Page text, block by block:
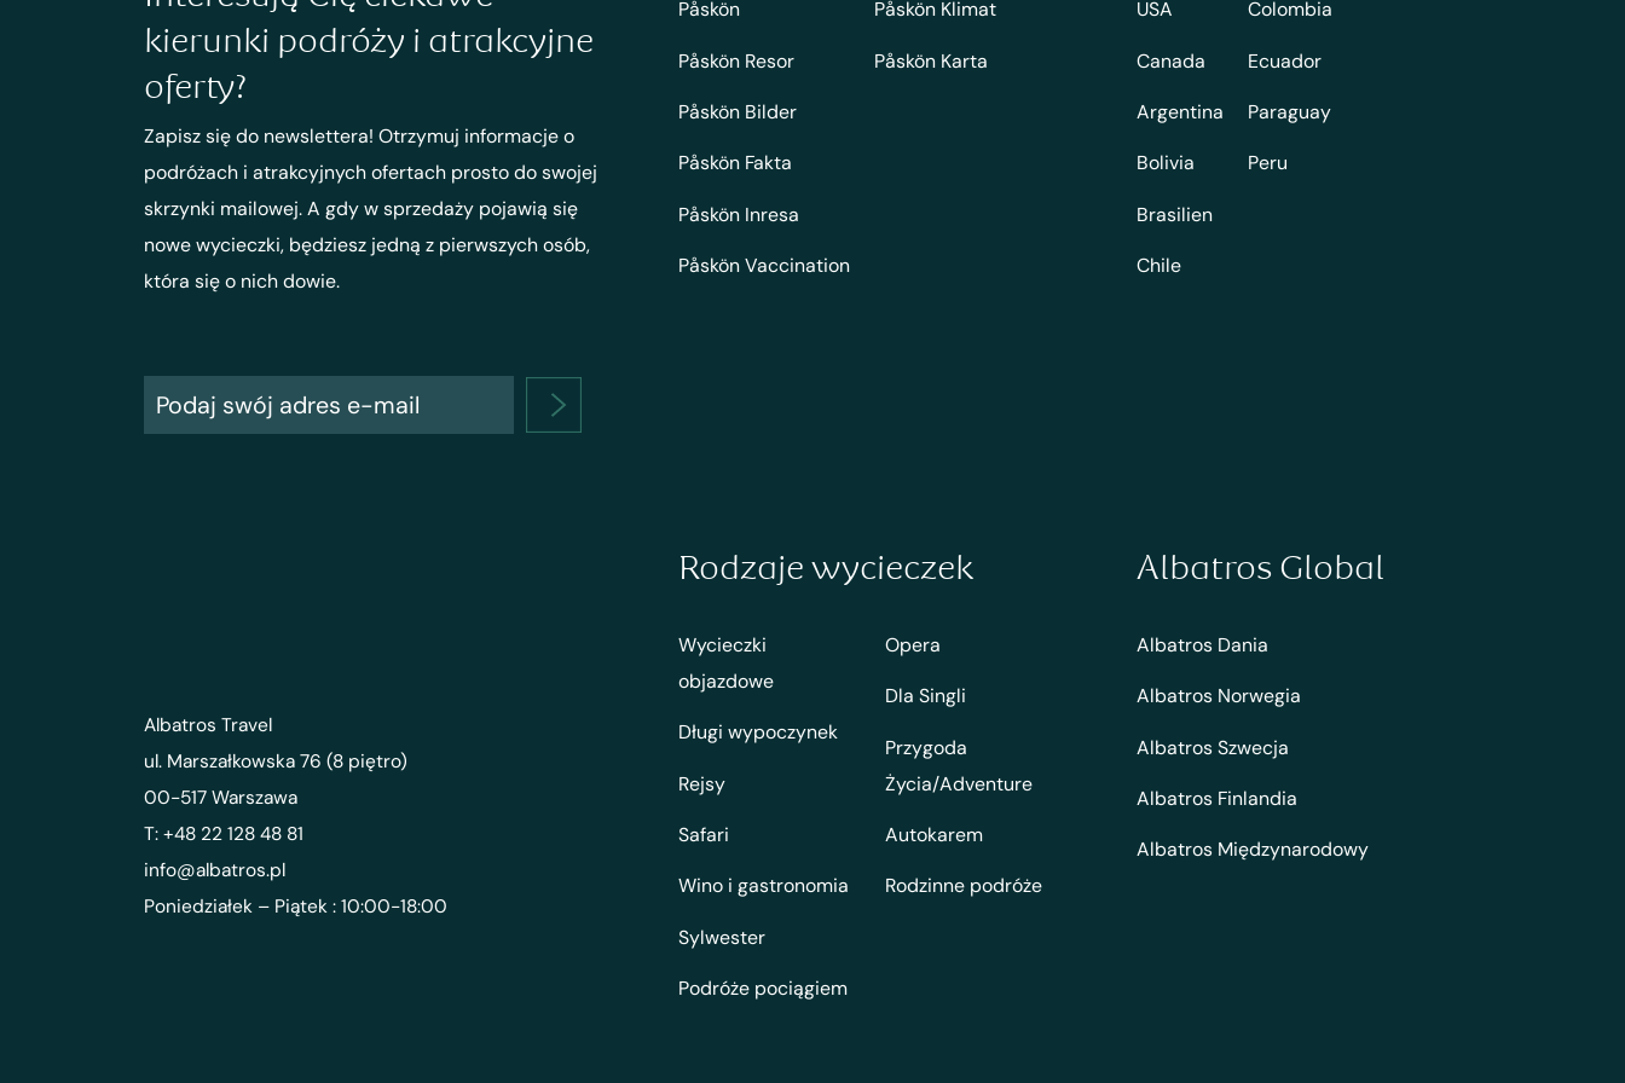
kierunki podróży i atrakcyjne
oferty?
Zapisz się do newslettera! Otrzymuj informacje o
podróżach i atrakcyjnych ofertach prosto do swojej
skrzynki mailowej. A gdy w sprzedaży pojawią się
nowe wycieczki, będziesz jedną z pierwszych osób,
która się o nich dowie.
Påskön
Påskön Resor
Påskön Bilder
Påskön Fakta
Påskön Inresa
Påskön Vaccination
Påskön Klimat
Påskön Karta
USA
Canada
Argentina
Bolivia
Brasilien
Chile
Colombia
Ecuador
Paraguay
Peru
Albatros Travel
ul. Marszałkowska 76 (8 piętro)
00-517 Warszawa
T: +48 22 128 48 81
info@albatros.pl
Poniedziałek – Piątek : 10:00-18:00
Rodzaje wycieczek
Wycieczki
objazdowe
Długi wypoczynek
Rejsy
Safari
Wino i gastronomia
Sylwester
Podróże pociągiem
Opera
Dla Singli
Przygoda
Życia/Adventure
Autokarem
Rodzinne podróże
Albatros Global
Albatros Dania
Albatros Norwegia
Albatros Szwecja
Albatros Finlandia
Albatros Międzynarodowy